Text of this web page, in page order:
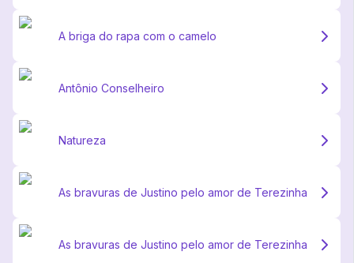
A briga do rapa com o camelo
Antônio Conselheiro
Natureza
As bravuras de Justino pelo amor de Terezinha
As bravuras de Justino pelo amor de Terezinha